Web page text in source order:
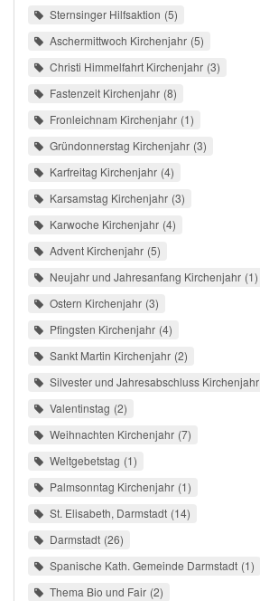
Sternsinger Hilfsaktion 5
Aschermittwoch Kirchenjahr 5
Christi Himmelfahrt Kirchenjahr 3
Fastenzeit Kirchenjahr 8
Fronleichnam Kirchenjahr 1
Gründonnerstag Kirchenjahr 3
Karfreitag Kirchenjahr 4
Karsamstag Kirchenjahr 3
Karwoche Kirchenjahr 4
Advent Kirchenjahr 5
Neujahr und Jahresanfang Kirchenjahr 1
Ostern Kirchenjahr 3
Pfingsten Kirchenjahr 4
Sankt Martin Kirchenjahr 2
Silvester und Jahresabschluss Kirchenjahr
Valentinstag 2
Weihnachten Kirchenjahr 7
Weltgebetstag 1
Palmsonntag Kirchenjahr 1
St. Elisabeth, Darmstadt 14
Darmstadt 26
Spanische Kath. Gemeinde Darmstadt 1
Thema Bio und Fair 2